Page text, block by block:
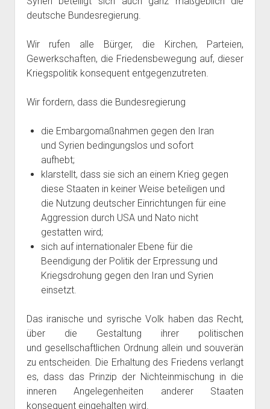
deutsche Bundesregierung.
Wir rufen alle Bürger, die Kirchen, Parteien,
Gewerkschaften, die Friedensbewegung auf, dieser
Kriegspolitik konsequent entgegenzutreten.
Wir fordern, dass die Bundesregierung
die Embargomaßnahmen gegen den Iran
und Syrien bedingungslos und sofort
aufhebt;
klarstellt, dass sie sich an einem Krieg gegen
diese Staaten in keiner Weise beteiligen und
die Nutzung deutscher Einrichtungen für eine
Aggression durch USA und Nato nicht
gestatten wird;
sich auf internationaler Ebene für die
Beendigung der Politik der Erpressung und
Kriegsdrohung gegen den Iran und Syrien
einsetzt.
Das iranische und syrische Volk haben das Recht,
über die Gestaltung ihrer politischen
und gesellschaftlichen Ordnung allein und souverän
zu entscheiden. Die Erhaltung des Friedens verlangt
es, dass das Prinzip der Nichteinmischung in die
inneren Angelegenheiten anderer Staaten
konsequent eingehalten wird.